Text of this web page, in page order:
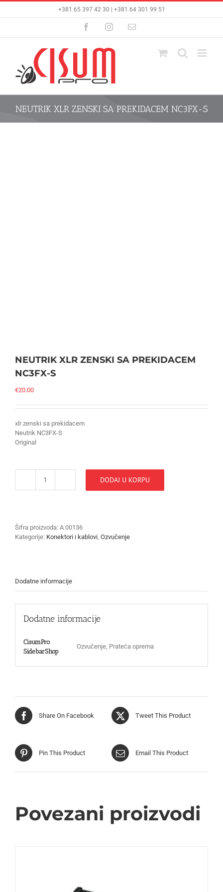
+381 65 397 42 30 | +381 64 301 99 51
FacebookInstagramEmail
NEUTRIK XLR ZENSKI SA PREKIDACEM NC3FX-S
NEUTRIK XLR ZENSKI SA PREKIDACEM
NC3FX-S
€20.00
xlr zenski sa prekidacem
Neutrik NC3FX-S
Original
NEUTRIK
NC3FX-
S
DODAJ U KORPU
Šifra proizvoda: A 00136
Kategorije: Konektori i kablovi, Ozvučenje
Dodatne informacije
Dodatne informacije
CisumPro
SidebarShop
Ozvučenje, Prateća oprema
Share On Facebook Tweet This Product
Pin This Product Email This Product
Povezani proizvodi